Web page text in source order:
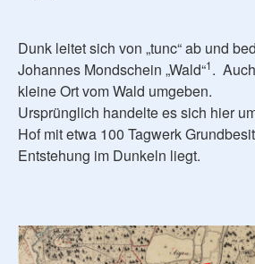
Dunk leitet sich von „tunc“ ab und
Johannes Mondschein „Wald“1.
kleine Ort vom Wald umgeben.
Ursprünglich handelte es sich hier
Hof mit etwa 100 Tagwerk
Entstehung im Dunkeln liegt.